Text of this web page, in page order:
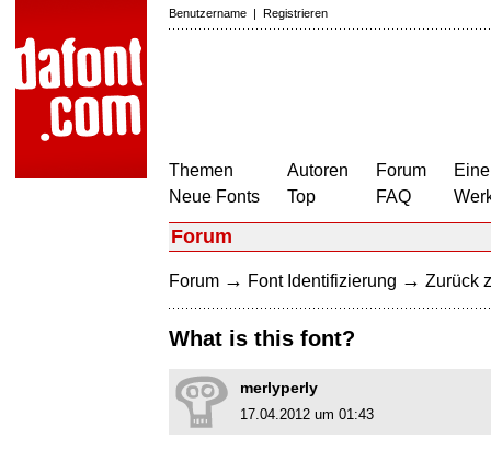
Benutzername | Registrieren
Themen
Neue Fonts
Autoren
Top
Forum
FAQ
Forum
Forum → Font Identifizierung → Zurück
What is this font?
merlyperly
17.04.2012 um 01:43